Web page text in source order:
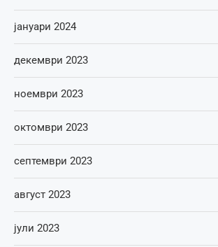
јануари 2024
декември 2023
ноември 2023
октомври 2023
септември 2023
август 2023
јули 2023